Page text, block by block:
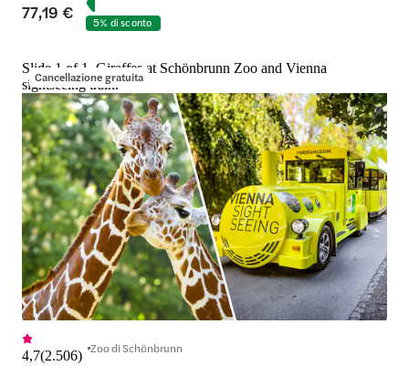
77,19 € 5% di sconto
Cancellazione gratuita
Slide 1 of 1, Giraffes at Schönbrunn Zoo and Vienna
sightseeing train.
4,7(2.506) Zoo di Schönbrunn